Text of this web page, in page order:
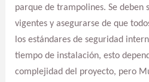
parque de trampolines. Se deben
vigentes y asegurarse de que
los estándares de seguridad
tiempo de instalación, esto
complejidad del proyecto, pero